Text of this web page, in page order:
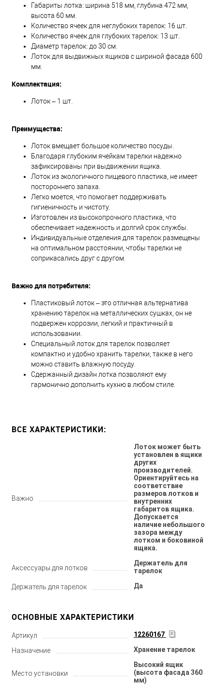
Габариты лотка: ширина 518 мм, глубина 472 мм,
высота 60 мм.
Количество ячеек для неглубоких тарелок: 16 шт.
Количество ячеек для глубоких тарелок: 13 шт.
Диаметр тарелок: до 30 см.
Лоток для выдвижных ящиков с шириной фасада 600
мм.
Комплектация:
Лоток – 1 шт.
Преимущества:
Лоток вмещает большое количество посуды.
Благодаря глубоким ячейкам тарелки надежно
зафиксированы при выдвижении ящика.
Лоток из экологичного пищевого пластика, не имеет
постороннего запаха.
Легко моется, что помогает поддерживать
гигиеничность и чистоту.
Изготовлен из высокопрочного пластика, что
обеспечивает надежность и долгий срок службы.
Индивидуальные отделения для тарелок размещены
на оптимальном расстоянии, чтобы тарелки не
соприкасались друг с другом.
Важно для потребителя:
Пластиковый лоток – это отличная альтернатива
хранению тарелок на металлических сушках, он не
подвержен коррозии, легкий и практичный в
использовании.
Специальный лоток для тарелок позволяет
компактно и удобно хранить тарелки, также в него
можно ставить влажную посуду.
Сдержанный дизайн лотка позволяют ему
гармонично дополнить кухню в любом стиле.
ВСЕ ХАРАКТЕРИСТИКИ:
Важно
Лоток может быть
установлен в ящики
других
производителей.
Ориентируйтесь на
соответствие
размеров лотков и
внутренних
габаритов ящика.
Допускается
наличие небольшого
зазора между
лотком и боковиной
ящика.
Аксессуары для лотков
Держатель для
тарелок
Держатель для тарелок Да
ОСНОВНЫЕ ХАРАКТЕРИСТИКИ
Артикул 12260167
Назначение Хранение тарелок
Место установки
Высокий ящик
(высота фасада 360
мм)